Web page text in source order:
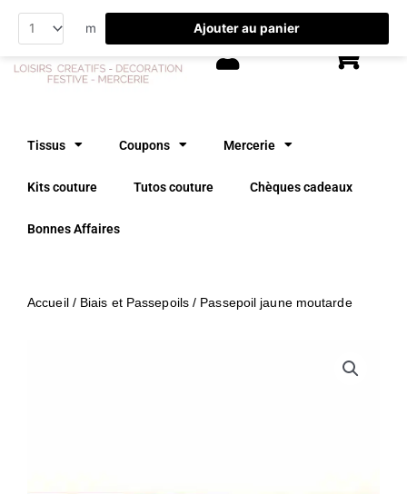
contenu
Tissus Coupons Mercerie
Kits couture Tutos couture Chèques cadeaux
Bonnes Affaires
Accueil/ Biais et Passepoils/ Passepoil jaune moutarde
m Ajouter au panier